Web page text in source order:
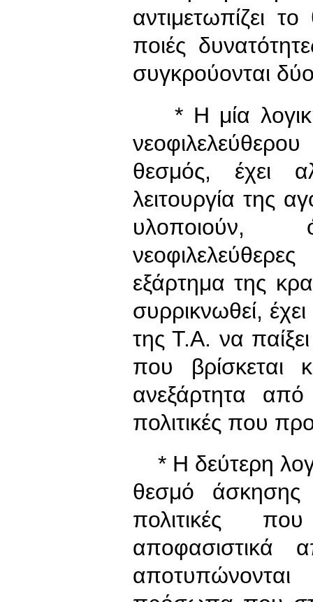
αντιμετωπίζει
ποιές
συγκρούονται
* Η μία λογική
θεσμός, έχει
λειτουργία της
υλοποιούν,
εξάρτημα της
συρρικνωθεί,
της Τ.Α. να
που βρίσκεται
ανεξάρτητα
πολιτικές που
* Η δεύτερη
θεσμό άσκησης
πολιτικές
αποφασιστικά